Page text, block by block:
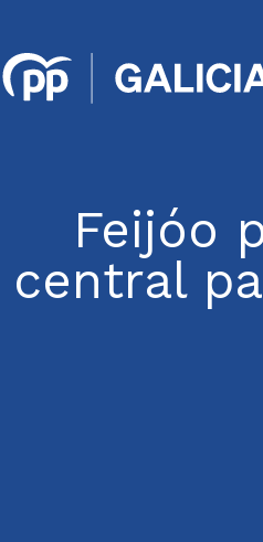
Feijóo
central